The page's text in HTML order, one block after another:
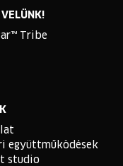
Tribe
együttműködések
studio